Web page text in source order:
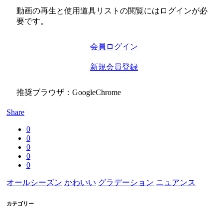
動画の再生と使用道具リストの閲覧にはログインが必
要です。
会員ログイン
新規会員登録
推奨ブラウザ：GoogleChrome
Share
0
0
0
0
0
オールシーズン かわいい グラデーション ニュアンス
カテゴリー